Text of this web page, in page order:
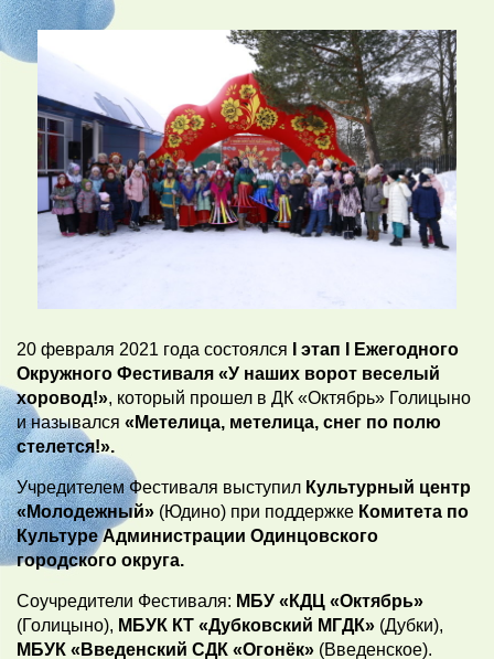
20 февраля 2021 года состоялся
I этап I Ежегодного
Окружного Фестиваля «У наших ворот веселый
хоровод!», который прошел в ДК «Октябрь» Голицыно
и назывался «Метелица, метелица, снег по полю
стелется!».
Учредителем Фестиваля выступил Культурный центр
«Молодежный» (Юдино) при поддержке Комитета по
Культуре Администрации Одинцовского
городского округа.
Соучредители Фестиваля: МБУ «КДЦ «Октябрь»
(Голицыно), МБУК КТ «Дубковский МГДК» (Дубки),
МБУК «Введенский СДК «Огонёк» (Введенское).